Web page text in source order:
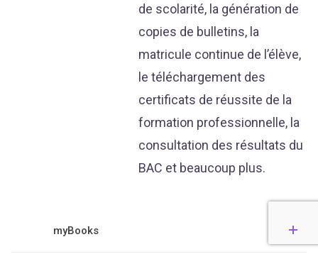
de scolarité, la génération de
copies de bulletins, la
matricule continue de l’élève,
le téléchargement des
certificats de réussite de la
formation professionnelle, la
consultation des résultats du
BAC et beaucoup plus.
myBooks